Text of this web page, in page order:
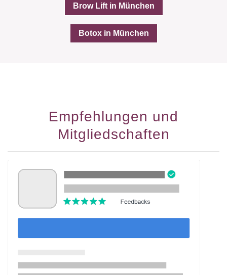
Brow Lift in München
Botox in München
Empfehlungen und
Mitgliedschaften